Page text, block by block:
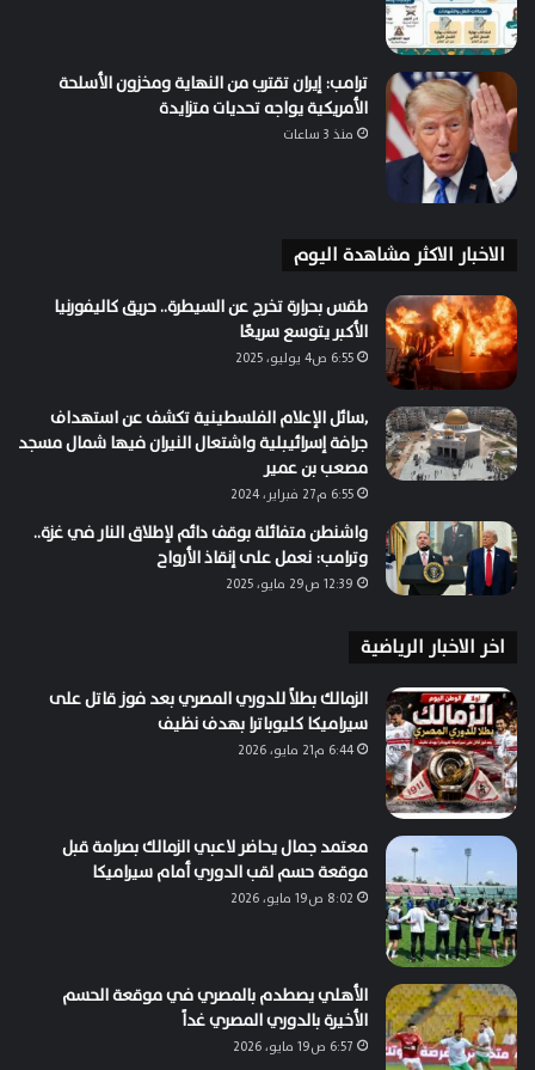
ترامب: إيران تقترب من النهاية ومخزون الأسلحة
الأمريكية يواجه تحديات متزايدة
منذ 3 ساعات
الاخبار الاكثر مشاهدة اليوم
طقس بحرارة تخرج عن السيطرة.. حريق كاليفورنيا
الأكبر يتوسع سريعًا
6:55 ص4 يوليو، 2025
,سائل الإعلام الفلسطينية تكشف عن استهداف
جرافة إسرائيبلية واشتعال النيران فيها شمال مسجد
مصعب بن عمير
6:55 م27 فبراير، 2024
واشنطن متفائلة بوقف دائم لإطلاق النار في غزة..
وترامب: نعمل على إنقاذ الأرواح
12:39 ص29 مايو، 2025
اخر الاخبار الرياضية
الزمالك بطلاً للدوري المصري بعد فوز قاتل على
سيراميكا كليوباترا بهدف نظيف
6:44 م21 مايو، 2026
معتمد جمال يحاضر لاعبي الزمالك بصرامة قبل
موقعة حسم لقب الدوري أمام سيراميكا
8:02 ص19 مايو، 2026
الأهلي يصطدم بالمصري في موقعة الحسم
الأخيرة بالدوري المصري غداً
6:57 ص19 مايو، 2026